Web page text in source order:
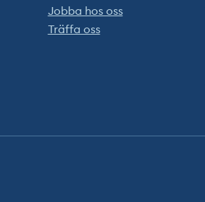
Jobba hos oss
Träffa oss